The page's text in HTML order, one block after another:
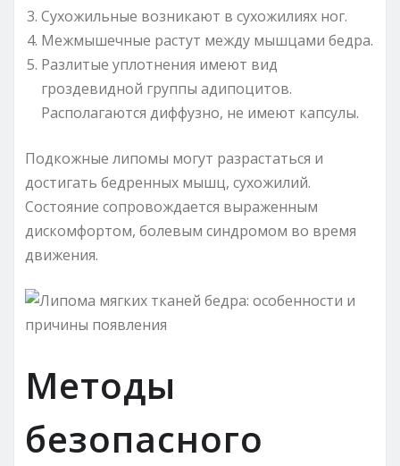
Сухожильные возникают в сухожилиях ног.
Межмышечные растут между мышцами бедра.
Разлитые уплотнения имеют вид
гроздевидной группы адипоцитов.
Располагаются диффузно, не имеют капсулы.
Подкожные липомы могут разрастаться и
достигать бедренных мышц, сухожилий.
Состояние сопровождается выраженным
дискомфортом, болевым синдромом во время
движения.
Методы
безопасного